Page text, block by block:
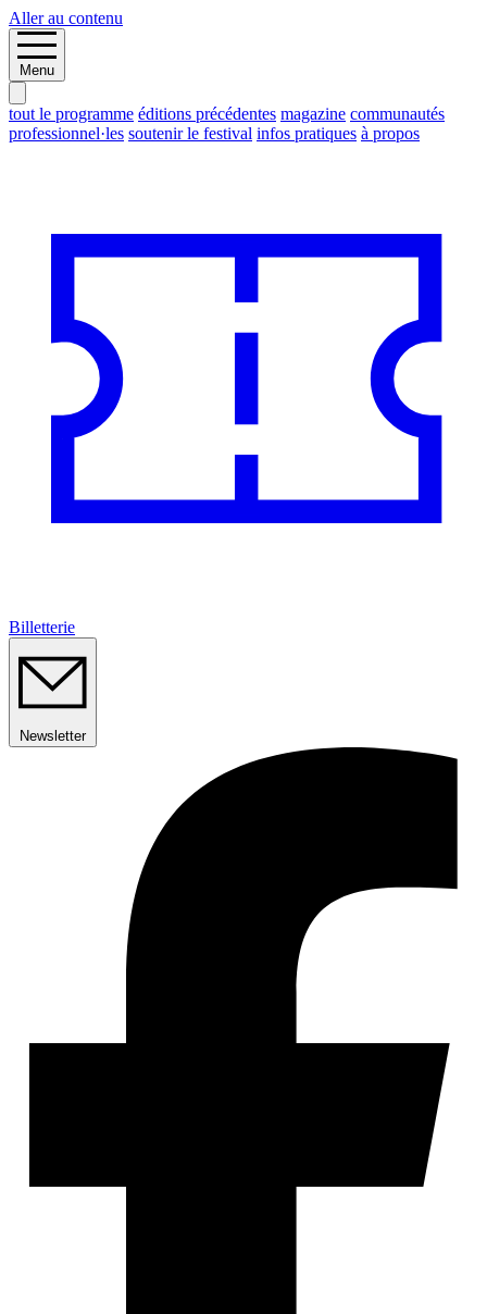
Aller au contenu
Menu
tout le programme éditions précédentes magazine communautés
professionnel·les soutenir le festival infos pratiques à propos
Billetterie
Newsletter